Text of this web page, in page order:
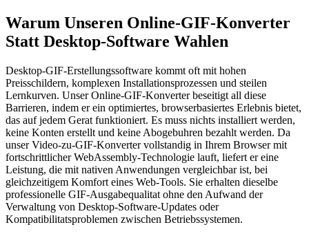
Warum Unseren Online-GIF-Konverter
Statt Desktop-Software Wahlen
Desktop-GIF-Erstellungssoftware kommt oft mit hohen
Preisschildern, komplexen Installationsprozessen und steilen
Lernkurven. Unser Online-GIF-Konverter beseitigt all diese
Barrieren, indem er ein optimiertes, browserbasiertes Erlebnis bietet,
das auf jedem Gerat funktioniert. Es muss nichts installiert werden,
keine Konten erstellt und keine Abogebuhren bezahlt werden. Da
unser Video-zu-GIF-Konverter vollstandig in Ihrem Browser mit
fortschrittlicher WebAssembly-Technologie lauft, liefert er eine
Leistung, die mit nativen Anwendungen vergleichbar ist, bei
gleichzeitigem Komfort eines Web-Tools. Sie erhalten dieselbe
professionelle GIF-Ausgabequalitat ohne den Aufwand der
Verwaltung von Desktop-Software-Updates oder
Kompatibilitatsproblemen zwischen Betriebssystemen.